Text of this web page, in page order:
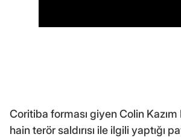
Coritiba forması giyen Colin
hain terör saldırısı ile ilgili yaptığı